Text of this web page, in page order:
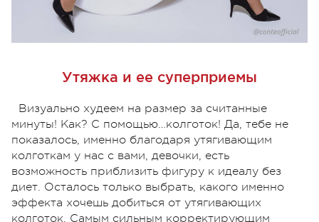
Утяжка и ее суперприемы
Визуально худеем на размер за считанные
минуты! Как? С помощью…колготок! Да, тебе не
показалось, именно благодаря утягивающим
колготкам у нас с вами, девочки, есть
возможность приблизить фигуру к идеалу без
диет. Осталось только выбрать, какого именно
эффекта хочешь добиться от утягивающих
колготок. Самым сильным корректирующим